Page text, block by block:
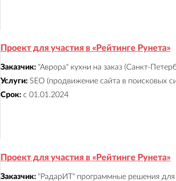
Проект для участия в «Рейтинге Рунета»
Заказчик: "Аврора" кухни на заказ (Санкт-
Услуги: SEO (продвижение сайта в поисковых
Срок: с 01.01.2024
Проект для участия в «Рейтинге Рунета»
Заказчик: "РадарИТ" программные решения для